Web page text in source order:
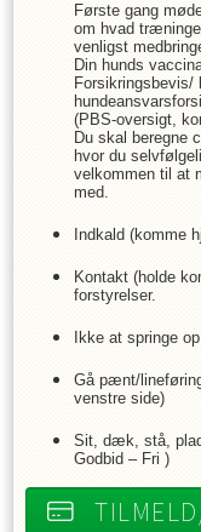
Første gang
om hvad
venligst
Din hunds
Forsikringsbevis/
(PBS-oversigt,
Du skal beregne
hvor du
velkommen til at
med.
Indkald (komme
Kontakt (holde
forstyrelser.
Ikke at springe
Gå pænt/
venstre side)
Sit, dæk, stå,
Godbid – Fri )